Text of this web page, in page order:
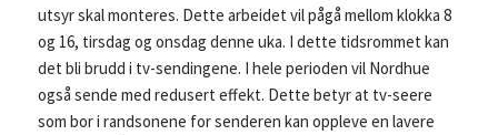
utsyr skal monteres. Dette arbeidet vil pågå mellom klokka 8
og 16, tirsdag og onsdag denne uka. I dette tidsrommet kan
det bli brudd i tv-sendingene. I hele perioden vil Nordhue
også sende med redusert effekt. Dette betyr at tv-seere
som bor i randsonene for senderen kan oppleve en lavere